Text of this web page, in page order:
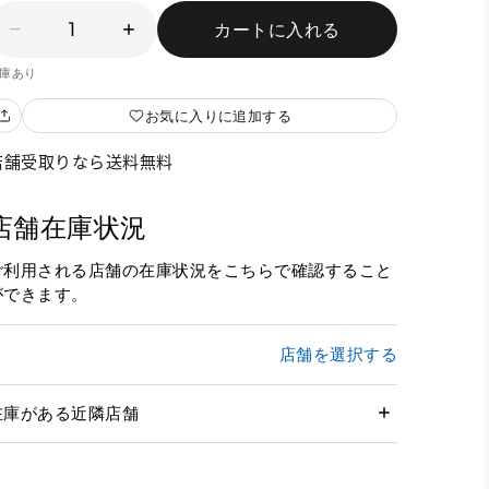
1 カートに入れる
あり
お気に入りに追加する
舗受取りなら送料無料
舗在庫状況
利用される店舗の在庫状況をこちらで確認すること
きます。
店舗を選択する
庫がある近隣店舗